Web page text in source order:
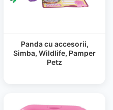
Panda cu accesorii,
Simba, Wildlife, Pamper
Petz